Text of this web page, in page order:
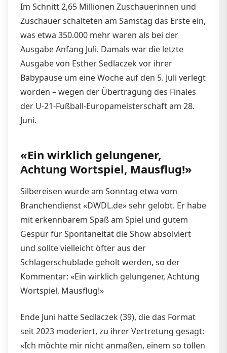
Im Schnitt 2,65 Millionen Zuschauerinnen und
Zuschauer schalteten am Samstag das Erste ein,
was etwa 350.000 mehr waren als bei der
Ausgabe Anfang Juli. Damals war die letzte
Ausgabe von Esther Sedlaczek vor ihrer
Babypause um eine Woche auf den 5. Juli verlegt
worden – wegen der Übertragung des Finales
der U-21-Fußball-Europameisterschaft am 28.
Juni.
«Ein wirklich gelungener,
Achtung Wortspiel, Mausflug!»
Silbereisen wurde am Sonntag etwa vom
Branchendienst «DWDL.de» sehr gelobt. Er habe
mit erkennbarem Spaß am Spiel und gutem
Gespür für Spontaneität die Show absolviert
und sollte vielleicht öfter aus der
Schlagerschublade geholt werden, so der
Kommentar: «Ein wirklich gelungener, Achtung
Wortspiel, Mausflug!»
Ende Juni hatte Sedlaczek (39), die das Format
seit 2023 moderiert, zu ihrer Vertretung gesagt:
«Ich möchte mir nicht anmaßen, einem so tollen